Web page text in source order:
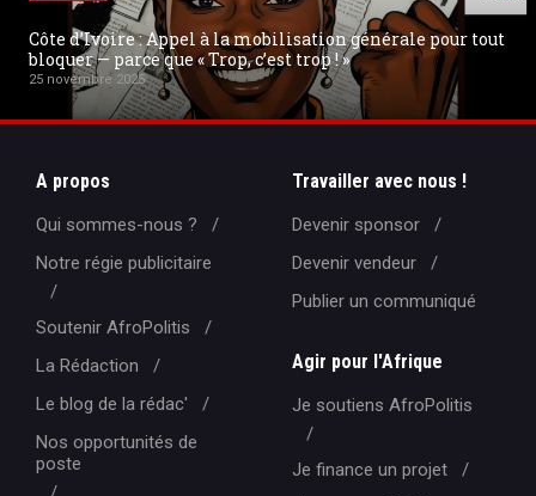
Côte d’Ivoire : Appel à la mobilisation générale pour tout
bloquer — parce que « Trop, c’est trop ! »
25 novembre 2025
A propos
Qui sommes-nous ?
Notre régie publicitaire
Soutenir AfroPolitis
La Rédaction
Le blog de la rédac'
Nos opportunités de
poste
Travailler avec nous !
Devenir sponsor
Devenir vendeur
Publier un communiqué
Agir pour l'Afrique
Je soutiens AfroPolitis
Je finance un projet